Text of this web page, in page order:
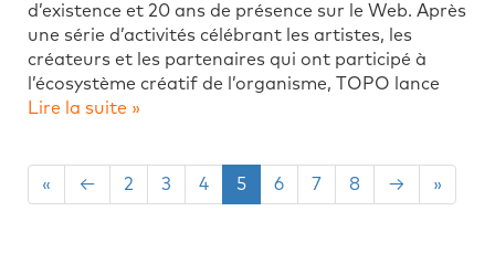
d’existence et 20 ans de présence sur le Web. Après
une série d’activités célébrant les artistes, les
créateurs et les partenaires qui ont participé à
l’écosystème créatif de l’organisme, TOPO lance
Lire la suite »
« ← 2 3 4 5 6 7 8 → »